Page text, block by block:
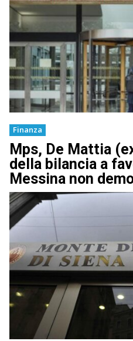
Finanza
Mps, De Mattia
della bilancia a
Messina non